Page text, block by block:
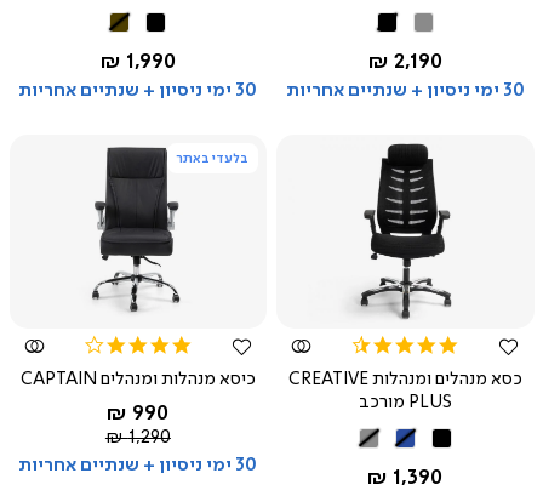
שחור
החל מ-
2,190 ₪
30 ימי ניסיון + שנתיים אחריות
שחורחום
החל מ-
1,990 ₪
30 ימי ניסיון + שנתיים אחריות
צפייה
מהירה
4.6
rating
כסא מנהלים ומנהלות CREATIVE
PLUS מורכב
שחורכחולאפור
החל מ-
1,390 ₪
בלעדי באתר
צפייה
מהירה
rating
כיסא מנהלות ומנהלים CAPTAIN
החל מ-
990 ₪
מחיר
רגיל
1,290 ₪
30 ימי ניסיון + שנתיים אחריות
שחור